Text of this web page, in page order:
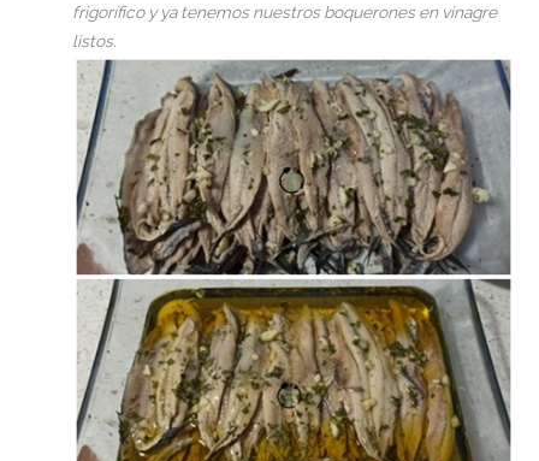
frigorífico y ya tenemos nuestros boquerones en vinagre
listos.